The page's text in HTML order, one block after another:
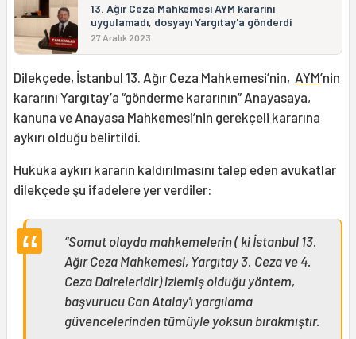
13. Ağır Ceza Mahkemesi AYM kararını
uygulamadı, dosyayı Yargıtay'a gönderdi
27 Aralık 2023
Dilekçede, İstanbul 13. Ağır Ceza Mahkemesi’nin, AYM’nin
kararını Yargıtay’a “gönderme kararının” Anayasaya,
kanuna ve Anayasa Mahkemesi’nin gerekçeli kararına
aykırı olduğu belirtildi.
Hukuka aykırı kararın kaldırılmasını talep eden avukatlar
dilekçede şu ifadelere yer verdiler:
“Somut olayda mahkemelerin ( ki İstanbul 13.
Ağır Ceza Mahkemesi, Yargıtay 3. Ceza ve 4.
Ceza Daireleridir) izlemiş olduğu yöntem,
başvurucu Can Atalay'ı yargılama
güvencelerinden tümüyle yoksun bırakmıştır.